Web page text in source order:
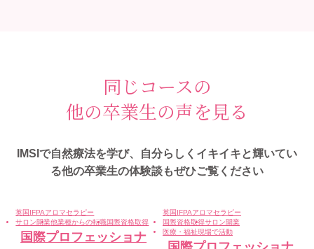
同じコースの
他の卒業生の声を見る
IMSIで自然療法を学び、自分らしくイキイキと輝いてい
る他の卒業生の体験談もぜひご覧ください
英国IFPAアロマセラピー
サロン開業他業種からの転職国際資格取得
国際プロフェッショナ
英国IFPAアロマセラピー
国際資格取得サロン開業
医療・福祉現場で活動